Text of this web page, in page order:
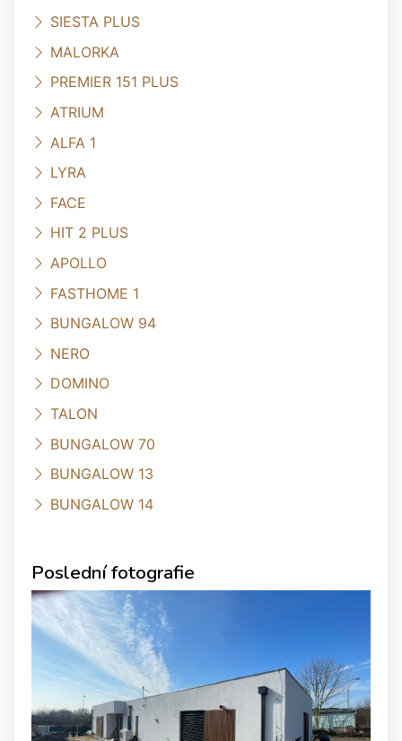
SIESTA PLUS
MALORKA
PREMIER 151 PLUS
ATRIUM
ALFA 1
LYRA
FACE
HIT 2 PLUS
APOLLO
FASTHOME 1
BUNGALOW 94
NERO
DOMINO
TALON
BUNGALOW 70
BUNGALOW 13
BUNGALOW 14
Poslední fotografie